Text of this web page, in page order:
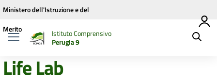
Vai ai contenuti
Vai al menu di navigazione
Vai al footer
Ministero dell'Istruzione e del
Merito
Istituto Comprensivo
Perugia 9
Life Lab